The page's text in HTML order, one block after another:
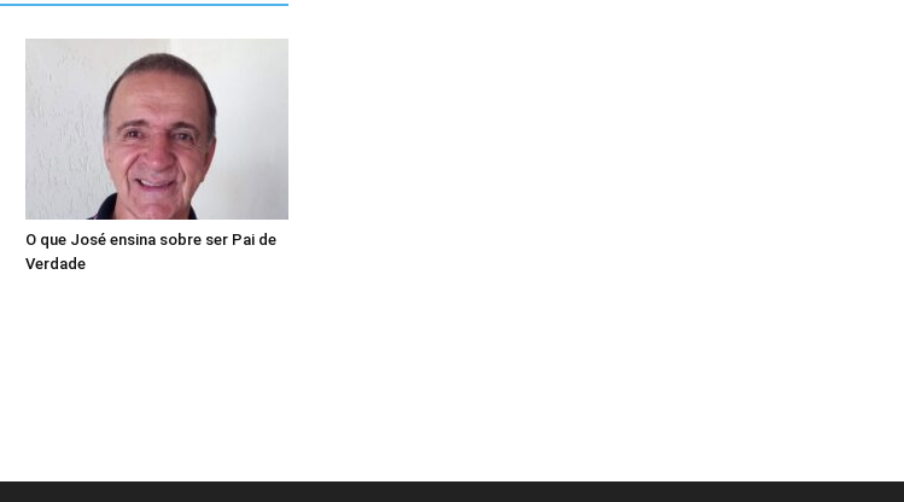
O que José ensina sobre ser Pai de
Verdade